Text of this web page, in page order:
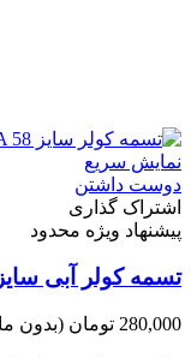
نمایش سریع
دوست داشتن
اشتراک گذاری
پیشنهاد ویژه محدود
تسمه کولر آبی سایز A 58
280,000 تومان (بدون